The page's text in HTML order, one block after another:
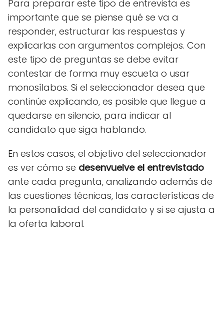
Para preparar este tipo de entrevista es
importante que se piense qué se va a
responder, estructurar las respuestas y
explicarlas con argumentos complejos. Con
este tipo de preguntas se debe evitar
contestar de forma muy escueta o usar
monosílabos. Si el seleccionador desea que
continúe explicando, es posible que llegue a
quedarse en silencio, para indicar al
candidato que siga hablando.
En estos casos, el objetivo del seleccionador
es ver cómo se desenvuelve el entrevistado
ante cada pregunta, analizando además de
las cuestiones técnicas, las características de
la personalidad del candidato y si se ajusta a
la oferta laboral.